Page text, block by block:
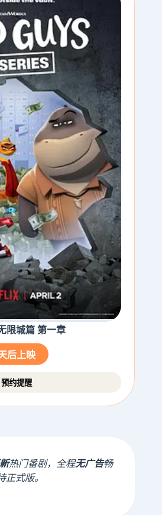
限城篇 第一章
后上映
预约提醒
热门番剧，全程无广告畅
式版。